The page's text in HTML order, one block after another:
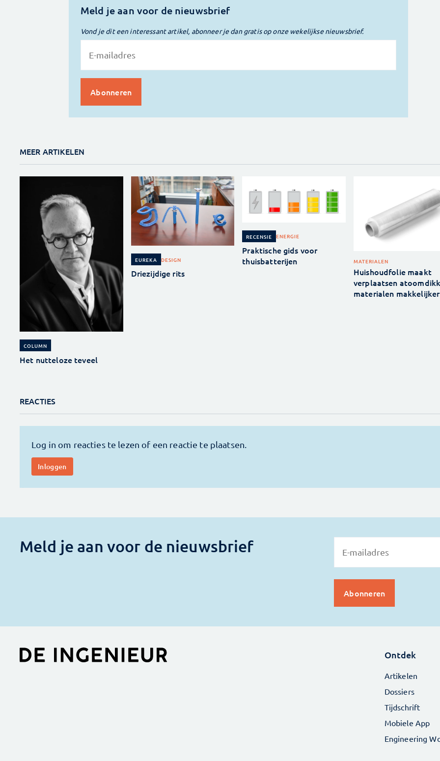
Meld je aan voor de nieuwsbrief
Vond je dit een interessant artikel, abonneer je dan gratis op onze wekelijkse nieuwsbrief.
MEER ARTIKELEN
COLUMN
Het nutteloze teveel
EUREKA DESIGN
Driezijdige rits
RECENSIE ENERGIE
Praktische gids voor
thuisbatterijen
MATERIALEN
Huishoudfolie maakt
verplaatsen
materialen makkelijker
REACTIES
Meld je aan voor de nieuwsbrief
Ontdek
Artikelen
Dossiers
Tijdschrift
Mobiele App
Engineering